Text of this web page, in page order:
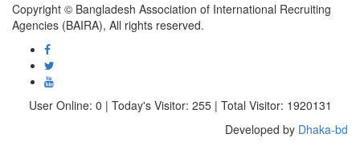
Copyright © Bangladesh Association of International Recruiting
Agencies (BAIRA), All rights reserved.
User Online: 0 | Today's Visitor: 255 | Total Visitor: 1920131
Developed by Dhaka-bd